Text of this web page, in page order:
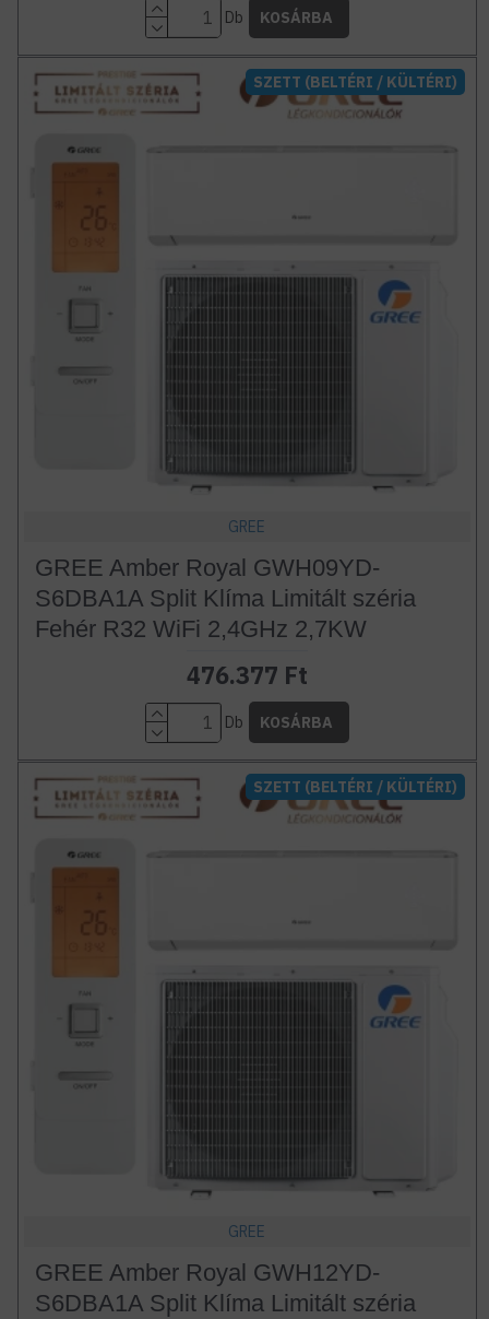
Db KOSÁRBA
SZETT (BELTÉRI / KÜLTÉRI)
GREE
GREE Amber Royal GWH09YD-
S6DBA1A Split Klíma Limitált széria
Fehér R32 WiFi 2,4GHz 2,7KW
476.377 Ft
Db KOSÁRBA
SZETT (BELTÉRI / KÜLTÉRI)
GREE
GREE Amber Royal GWH12YD-
S6DBA1A Split Klíma Limitált széria